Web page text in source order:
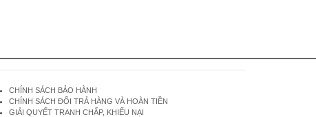
CHÍNH SÁCH BẢO HÀNH
CHÍNH SÁCH ĐỔI TRẢ HÀNG VÀ HOÀN TIỀN
GIẢI QUYẾT TRANH CHẤP, KHIẾU NẠI